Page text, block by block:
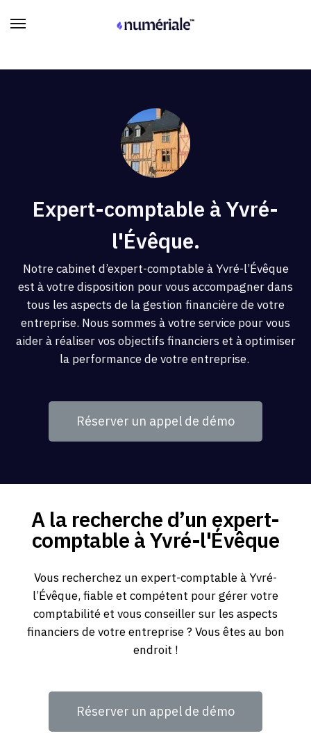
Expert-comptable à Yvré-
l'Évêque.
Notre cabinet d’expert-comptable à Yvré-l’Évêque
est à votre disposition pour vous accompagner dans
tous les aspects de la gestion financière de votre
entreprise. Nous sommes à votre service pour vous
aider à réaliser vos objectifs financiers et à optimiser
la performance de votre entreprise.
Réserver un appel de démo
A la recherche d’un expert-
comptable à Yvré-l'Évêque
Vous recherchez un expert-comptable à Yvré-
l’Évêque, fiable et compétent pour gérer votre
comptabilité et vous conseiller sur les aspects
financiers de votre entreprise ? Vous êtes au bon
endroit !
Réserver un appel de démo